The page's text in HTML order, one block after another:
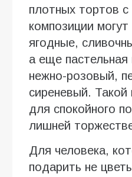
плотных тортов
композиции
ягодные,
а еще
нежно-розовый,
сиреневый. Такой
для спокойного
лишней
Для человека,
подарить не